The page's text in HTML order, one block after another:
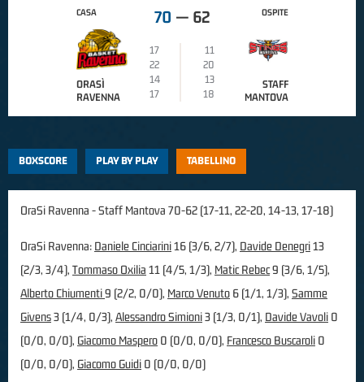
CASA
ORASÌ
RAVENNA
70 — 62
17
11
22
20
14
13
17
18
OSPITE
STAFF
MANTOVA
BOXSCORE PLAY BY PLAY TABELLINO
OraSi Ravenna - Staff Mantova 70-62 (17-11, 22-20, 14-13, 17-18)
OraSi Ravenna: Daniele Cinciarini16 (3/6, 2/7), Davide Denegri13
(2/3, 3/4), Tommaso Oxilia 11 (4/5, 1/3), Matic Rebec9 (3/6, 1/5),
Alberto Chiumenti9 (2/2, 0/0), Marco Venuto 6 (1/1, 1/3), Samme
Givens3 (1/4, 0/3), Alessandro Simioni3 (1/3, 0/1), Davide Vavoli 0
(0/0, 0/0), Giacomo Maspero 0 (0/0, 0/0), Francesco Buscaroli 0
(0/0, 0/0), Giacomo Guidi 0 (0/0, 0/0)